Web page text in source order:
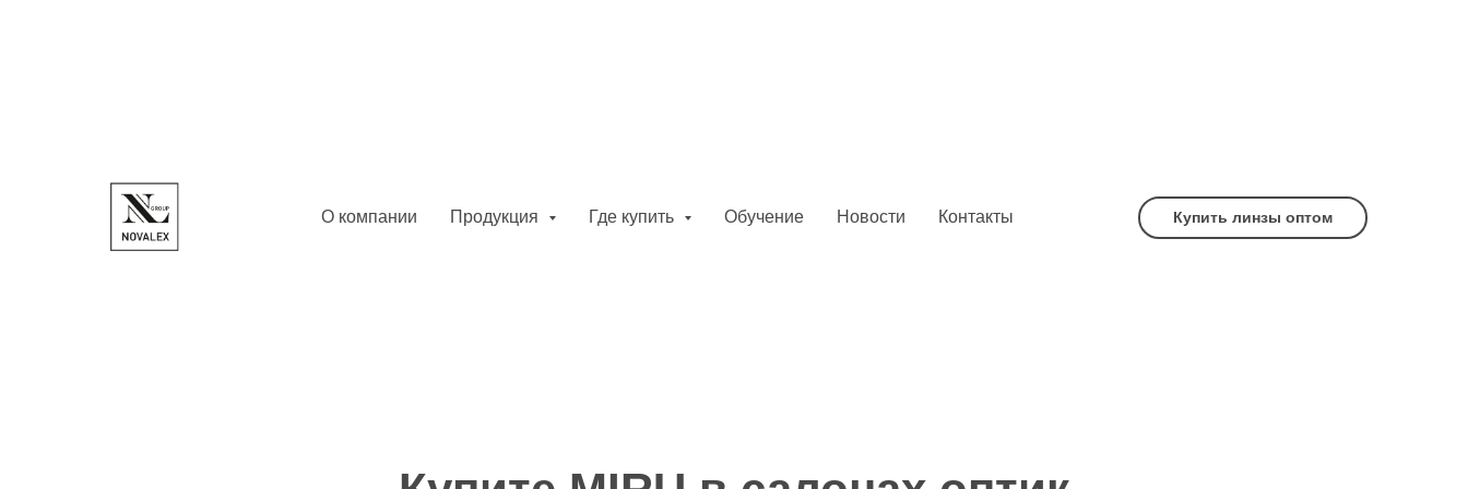
О компании Продукция Где купить Обучение Новости Контакты Купить линзы оптом